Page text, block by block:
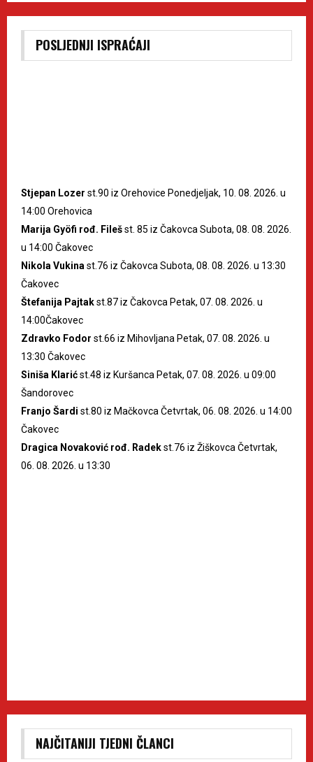
POSLJEDNJI ISPRAĆAJI
Stjepan Lozer st.90 iz Orehovice Ponedjeljak, 10. 08. 2026. u
14:00 Orehovica
Marija Gyöfi rođ. Filešst. 85 iz Čakovca Subota, 08. 08. 2026.
u 14:00 Čakovec
Nikola Vukina st.76 iz Čakovca Subota, 08. 08. 2026. u 13:30
Čakovec
Štefanija Pajtakst.87 iz Čakovca Petak, 07. 08. 2026. u
14:00Čakovec
Zdravko Fodor st.66 iz Mihovljana Petak, 07. 08. 2026. u
13:30 Čakovec
Siniša Klarićst.48 iz Kuršanca Petak, 07. 08. 2026. u 09:00
Šandorovec
Franjo Šardi st.80 iz Mačkovca Četvrtak, 06. 08. 2026. u 14:00
Čakovec
Dragica Novaković rođ. Radekst.76 iz Žiškovca Četvrtak,
06. 08. 2026. u 13:30
NAJČITANIJI TJEDNI ČLANCI